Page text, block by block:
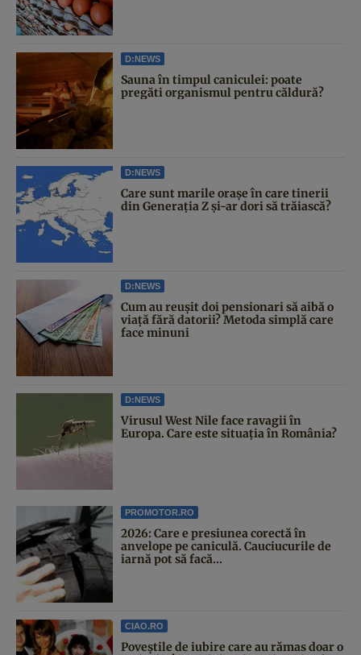
D:NEWS
Sauna în timpul caniculei: poate
pregăti organismul pentru căldură?
D:NEWS
Care sunt marile orașe în care tinerii
din Generația Z și-ar dori să trăiască?
D:NEWS
Cum au reușit doi pensionari să aibă o
viață fără datorii? Metoda simplă care
face minuni
D:NEWS
Virusul West Nile face ravagii în
Europa. Care este situația în România?
PROMOTOR.RO
2026: Care e presiunea corectă în
anvelope pe caniculă. Cauciucurile de
iarnă pot să facă...
CIAO.RO
Poveştile de iubire care au rămas doar o